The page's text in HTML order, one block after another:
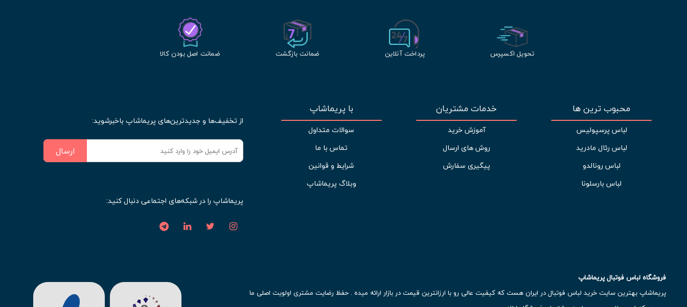
تحویل اکسپرس پرداخت آنلاین ضمانت بازگشت ضمانت اصل بودن کالا
محبوب ترین ها
لباس پرسپولیس
لباس رئال مادرید
لباس رونالدو
لباس بارسلونا
خدمات مشتریان
آموزش خرید
روش های ارسال
پیگیری سفارش
با پریماشاپ
سوالات متداول
تماس با ما
شرایط و قوانین
وبلاگ پریماشاپ
از تخفیف‌ها و جدیدترین‌های پریماشاپ باخبرشوید:
ارسال
پریماشاپ را در شبکه‌های اجتماعی دنبال کنید:
فروشگاه لباس فوتبال پریماشاپ
پریماشاپ بهترین سایت خرید لباس فوتبال در ایران هست که کیفیت عالی رو با ارزانترین قیمت در بازار ارائه میده . حفظ رضایت مشتری اولویت اصلی ما